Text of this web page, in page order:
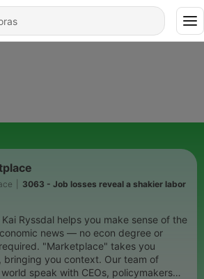
3063 - Job losses reveal a shakier labor
Ryssdal helps you make sense of the
news — no econ degree or
"Marketplace" takes you
bringing you context. Our team of
speak with CEOs, policymakers